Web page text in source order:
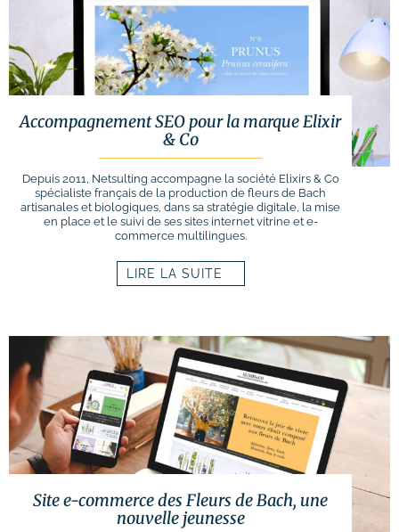
Accompagnement SEO pour la marque Elixir
& Co
Depuis 2011, Netsulting accompagne la société Elixirs & Co
spécialiste français de la production de fleurs de Bach
artisanales et biologiques, dans sa stratégie digitale, la mise
en place et le suivi de ses sites internet vitrine et e-
commerce multilingues.
LIRE LA SUITE
Site e-commerce des Fleurs de Bach, une
nouvelle jeunesse